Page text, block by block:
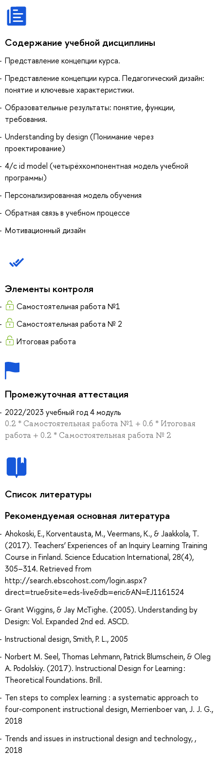
Содержание учебной дисциплины
Представление концепции курса.
Представление концепции курса. Педагогический дизайн:
понятие и ключевые характеристики.
Образовательные результаты: понятие, функции,
требования.
Understanding by design (Понимание через
проектирование)
4/с id model (четырёхкомпонентная модель учебной
программы)
Персонализированная модель обучения
Обратная связь в учебном процессе
Мотивационный дизайн
Элементы контроля
Самостоятельная работа №1
Самостоятельная работа № 2
Итоговая работа
Промежуточная аттестация
2022/2023 учебный год 4 модуль
0.2 * Самостоятельная работа №1 + 0.6 * Итоговая
работа + 0.2 * Самостоятельная работа № 2
Список литературы
Рекомендуемая основная литература
Ahokoski, E., Korventausta, M., Veermans, K., & Jaakkola, T.
(2017). Teachers’ Experiences of an Inquiry Learning Training
Course in Finland. Science Education International, 28(4),
305–314. Retrieved from
http://search.ebscohost.com/login.aspx?
direct=true&site=eds-live&db=eric&AN=EJ1161524
Grant Wiggins, & Jay McTighe. (2005). Understanding by
Design: Vol. Expanded 2nd ed. ASCD.
Instructional design, Smith, P. L., 2005
Norbert M. Seel, Thomas Lehmann, Patrick Blumschein, & Oleg
A. Podolskiy. (2017). Instructional Design for Learning :
Theoretical Foundations. Brill.
Ten steps to complex learning : a systematic approach to
four-component instructional design, Merrienboer van, J. J. G.,
2018
Trends and issues in instructional design and technology, ,
2018